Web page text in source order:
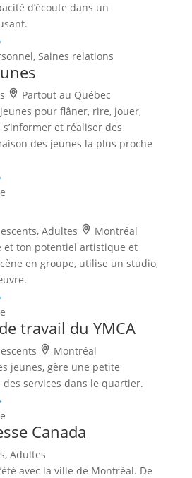
d’écoute dans un
Saines relations
Partout au Québec
pour flâner, rire, jouer,
et réaliser des
des jeunes la plus proche
Adultes
Montréal
et ton potentiel artistique et
en groupe, utilise un studio,
travail du YMCA
Montréal
jeunes, gère une petite
services dans le quartier.
Canada
Adultes
avec la ville de Montréal. De